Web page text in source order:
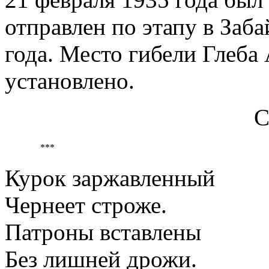
отправлен по этапу в
года. Место гибели
установлено.
***
Курок заржавленный
Чернеет строже.
Патроны вставлены
Без лишней дрожи.